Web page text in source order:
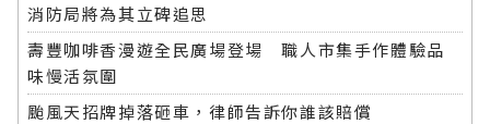
消防局將為其立碑追思
壽豐咖啡香漫遊全民廣場登場 職人市集手作體驗品
味慢活氛圍
颱風天招牌掉落砸車，律師告訴你誰該賠償